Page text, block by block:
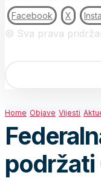
Facebook X
© Sva prava
Home Objave Vijesti
podržati